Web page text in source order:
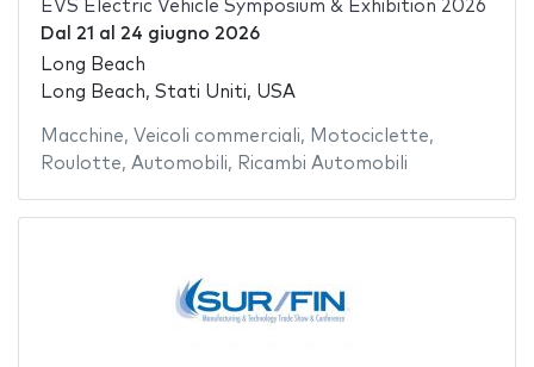
EVS Electric Vehicle Symposium & Exhibition 2026
Dal 21 al 24 giugno 2026
Long Beach
Long Beach, Stati Uniti, USA
Macchine, Veicoli commerciali, Motociclette,
Roulotte, Automobili, Ricambi Automobili